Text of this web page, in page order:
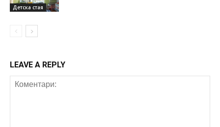
Детска стая
LEAVE A REPLY